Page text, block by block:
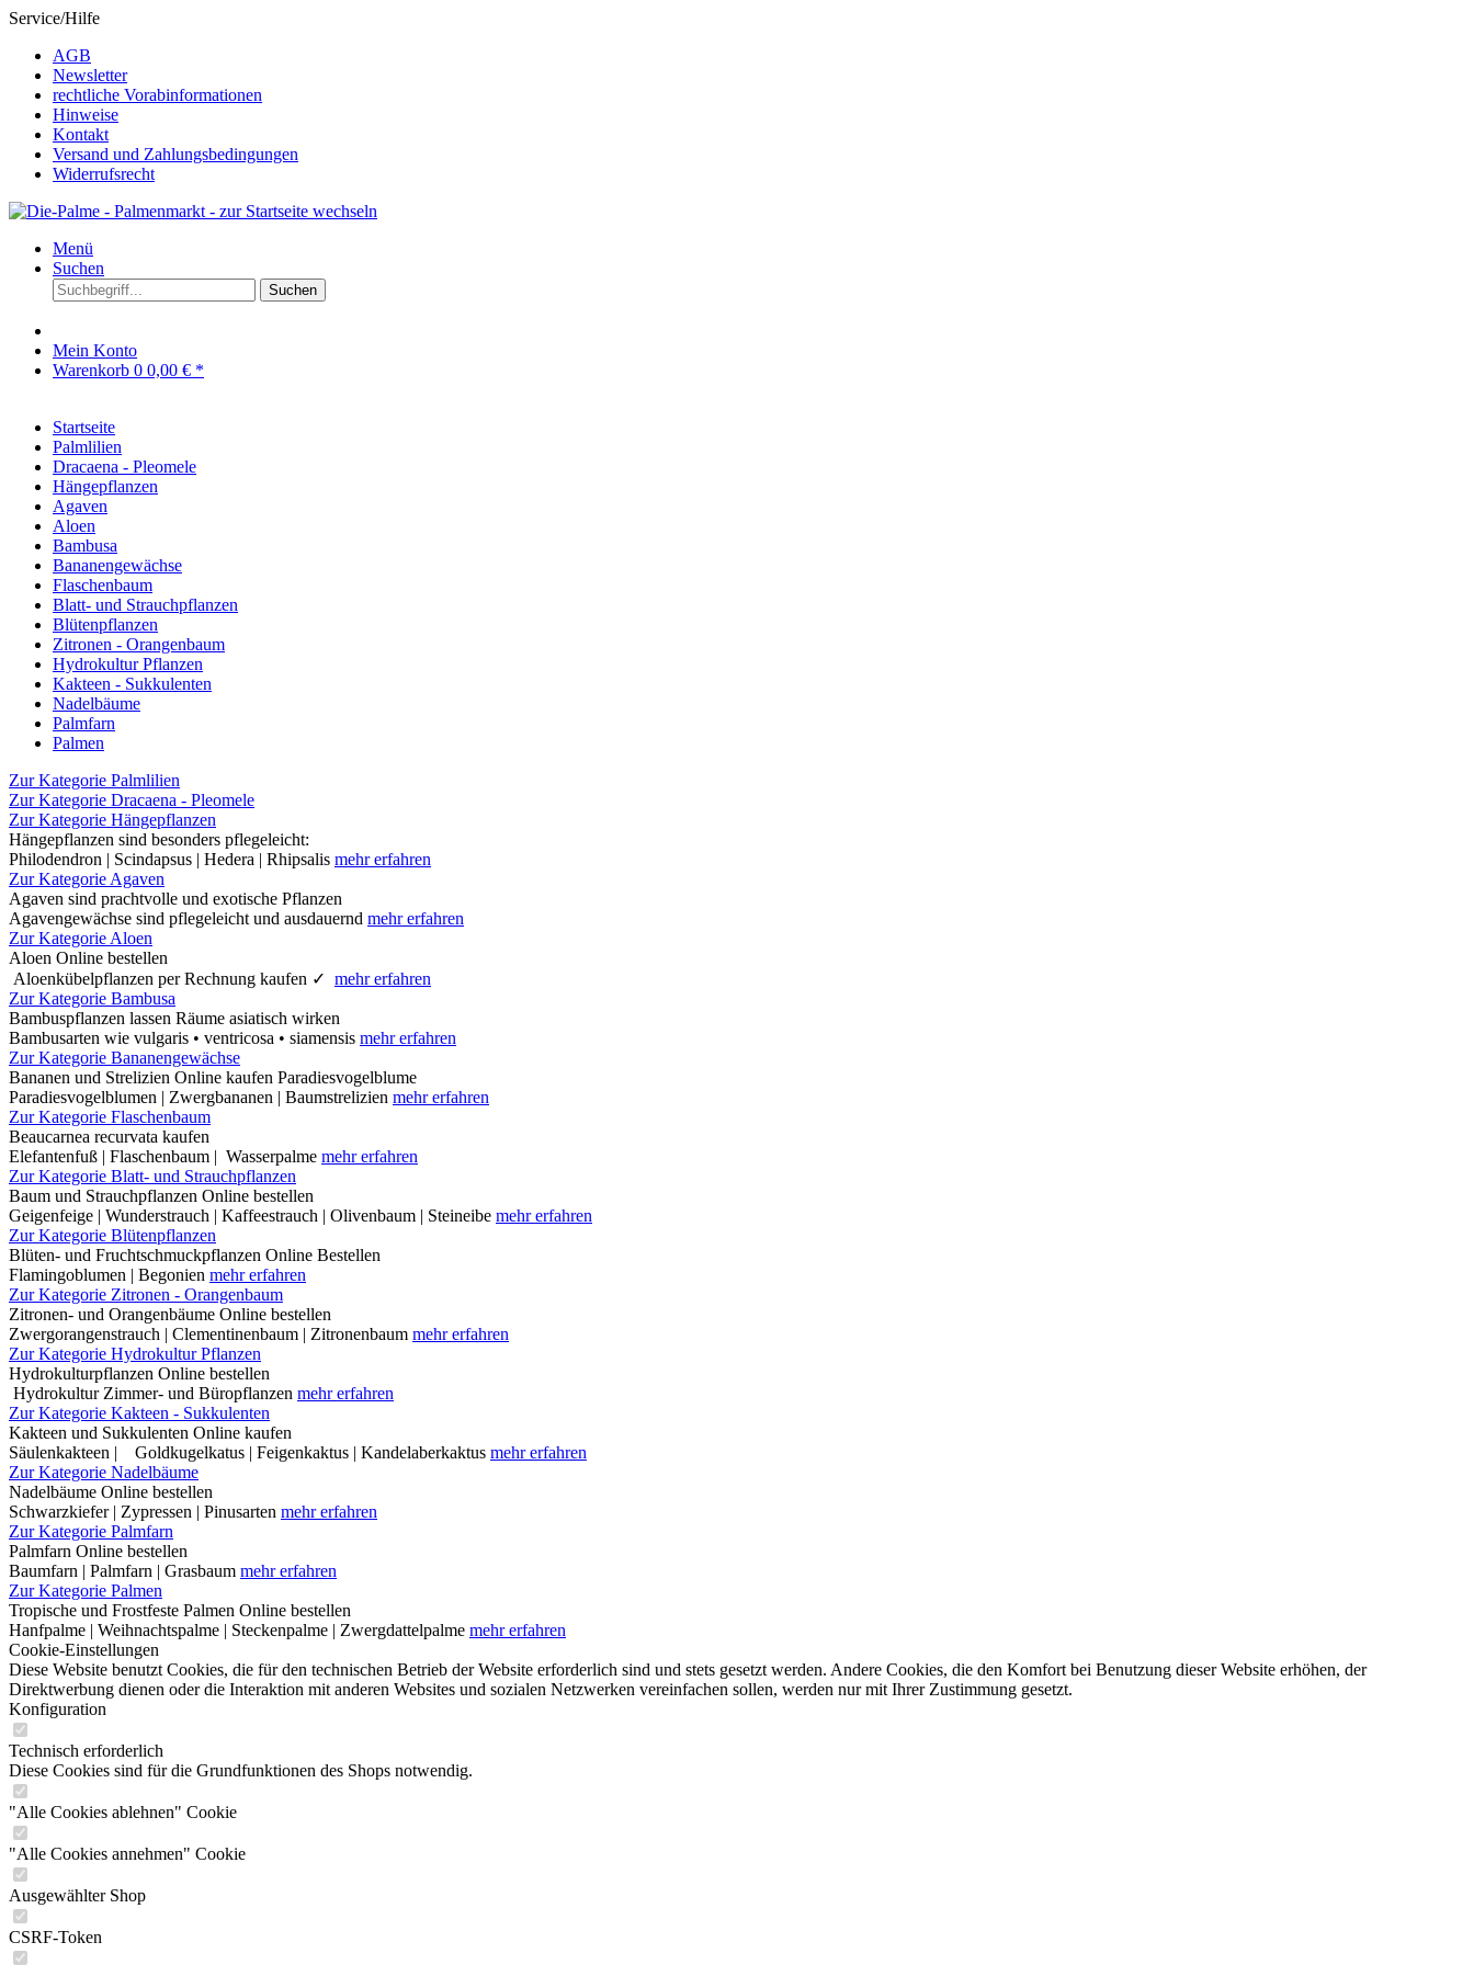
Service/Hilfe
AGB
Newsletter
rechtliche Vorabinformationen
Hinweise
Kontakt
Versand und Zahlungsbedingungen
Widerrufsrecht
Menü
Suchen
Suchen
Mein Konto
Warenkorb 0 0,00 € *
Startseite
Palmlilien
Dracaena - Pleomele
Hängepflanzen
Agaven
Aloen
Bambusa
Bananengewächse
Flaschenbaum
Blatt- und Strauchpflanzen
Blütenpflanzen
Zitronen - Orangenbaum
Hydrokultur Pflanzen
Kakteen - Sukkulenten
Nadelbäume
Palmfarn
Palmen
Zur Kategorie Palmlilien
Zur Kategorie Dracaena - Pleomele
Zur Kategorie Hängepflanzen
Hängepflanzen sind besonders pflegeleicht:
Philodendron | Scindapsus | Hedera | Rhipsalis mehr erfahren
Zur Kategorie Agaven
Agaven sind prachtvolle und exotische Pflanzen
Agavengewächse sind pflegeleicht und ausdauernd mehr erfahren
Zur Kategorie Aloen
Aloen Online bestellen
Aloenkübelpflanzen per Rechnung kaufen ✓ mehr erfahren
Zur Kategorie Bambusa
Bambuspflanzen lassen Räume asiatisch wirken
Bambusarten wie vulgaris • ventricosa • siamensis mehr erfahren
Zur Kategorie Bananengewächse
Bananen und Strelizien Online kaufen Paradiesvogelblume
Paradiesvogelblumen | Zwergbananen | Baumstrelizien mehr erfahren
Zur Kategorie Flaschenbaum
Beaucarnea recurvata kaufen
Elefantenfuß | Flaschenbaum | Wasserpalme mehr erfahren
Zur Kategorie Blatt- und Strauchpflanzen
Baum und Strauchpflanzen Online bestellen
Geigenfeige | Wunderstrauch | Kaffeestrauch | Olivenbaum | Steineibe mehr erfahren
Zur Kategorie Blütenpflanzen
Blüten- und Fruchtschmuckpflanzen Online Bestellen
Flamingoblumen | Begonien mehr erfahren
Zur Kategorie Zitronen - Orangenbaum
Zitronen- und Orangenbäume Online bestellen
Zwergorangenstrauch | Clementinenbaum | Zitronenbaum mehr erfahren
Zur Kategorie Hydrokultur Pflanzen
Hydrokulturpflanzen Online bestellen
Hydrokultur Zimmer- und Büropflanzen mehr erfahren
Zur Kategorie Kakteen - Sukkulenten
Kakteen und Sukkulenten Online kaufen
Säulenkakteen | Goldkugelkatus | Feigenkaktus | Kandelaberkaktus mehr erfahren
Zur Kategorie Nadelbäume
Nadelbäume Online bestellen
Schwarzkiefer | Zypressen | Pinusarten mehr erfahren
Zur Kategorie Palmfarn
Palmfarn Online bestellen
Baumfarn | Palmfarn | Grasbaum mehr erfahren
Zur Kategorie Palmen
Tropische und Frostfeste Palmen Online bestellen
Hanfpalme | Weihnachtspalme | Steckenpalme | Zwergdattelpalme mehr erfahren
Cookie-Einstellungen
Diese Website benutzt Cookies, die für den technischen Betrieb der Website erforderlich sind und stets gesetzt werden. Andere Cookies, die den Komfort bei Benutzung dieser Website erhöhen, der
Direktwerbung dienen oder die Interaktion mit anderen Websites und sozialen Netzwerken vereinfachen sollen, werden nur mit Ihrer Zustimmung gesetzt.
Konfiguration
Technisch erforderlich
Diese Cookies sind für die Grundfunktionen des Shops notwendig.
"Alle Cookies ablehnen" Cookie
"Alle Cookies annehmen" Cookie
Ausgewählter Shop
CSRF-Token